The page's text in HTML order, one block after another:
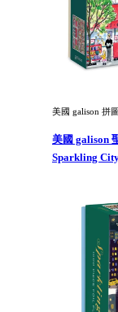
美國 galison 拼
美國 galison
Sparkling